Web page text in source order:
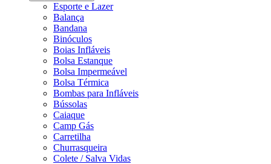
Esporte e Lazer
Balança
Bandana
Binóculos
Boias Infláveis
Bolsa Estanque
Bolsa Impermeável
Bolsa Térmica
Bombas para Infláveis
Bússolas
Caiaque
Camp Gás
Carretilha
Churrasqueira
Colete / Salva Vidas